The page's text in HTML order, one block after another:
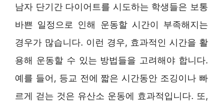
남자 단기간 다이어트를 시도하는 학생들은 보통
바쁜 일정으로 인해 운동할 시간이 부족해지는
경우가 많습니다. 이런 경우, 효과적인 시간을 활
용해 운동할 수 있는 방법들을 고려해야 합니다.
예를 들어, 등교 전에 짧은 시간동안 조깅이나 빠
르게 걷는 것은 유산소 운동에 효과적입니다. 또,